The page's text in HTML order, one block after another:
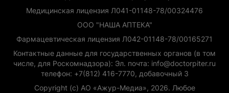
Медицинская лицензия Л041-01148-78/00324476
ООО "НАША АПТЕКА"
Фармацевтическая лицензия Л042-01148-78/00165271
Контактные данные для государственных органов (в том
числе, для Роскомнадзора): Эл. почта: info@doctorpiter.ru
телефон: +7(812) 416-7770, добавочный 3
Copyright (с) АО «Ажур-Медиа», 2026. Любое